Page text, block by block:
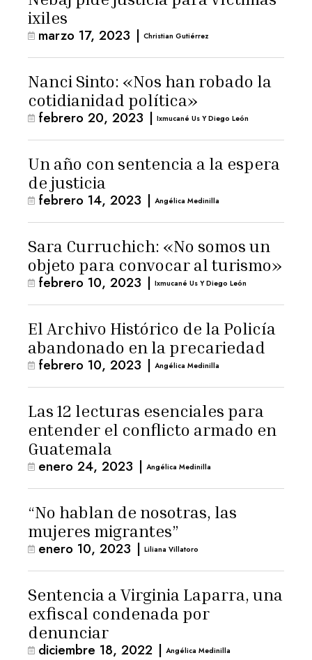
ixiles
marzo 17, 2023 | Christian Gutiérrez
Nanci Sinto: «Nos han robado la
cotidianidad política»
febrero 20, 2023 | Ixmucané Us Y Diego León
Un año con sentencia a la espera
de justicia
febrero 14, 2023 | Angélica Medinilla
Sara Curruchich: «No somos un
objeto para convocar al turismo»
febrero 10, 2023 | Ixmucané Us Y Diego León
El Archivo Histórico de la Policía
abandonado en la precariedad
febrero 10, 2023 | Angélica Medinilla
Las 12 lecturas esenciales para
entender el conflicto armado en
Guatemala
enero 24, 2023 | Angélica Medinilla
“No hablan de nosotras, las
mujeres migrantes”
enero 10, 2023 | Liliana Villatoro
Sentencia a Virginia Laparra, una
exfiscal condenada por
denunciar
diciembre 18, 2022 | Angélica Medinilla